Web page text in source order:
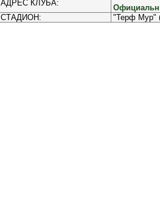
АДРЕС КЛУБА:
СТАДИОН:
"Терф Мур"